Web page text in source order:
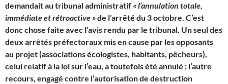
demandait au tribunal administratif «l’annulation totale,
immédiate et rétroactive »de l’arrêté du 3 octobre. C’est
donc chose faite avec l’avis rendu par le tribunal. Un seul des
deux arrêtés préfectoraux mis en cause par les opposants
au projet (associations écologistes, habitants, pêcheurs),
celui relatif à la loi sur l’eau, a toutefois été annulé ; l’autre
recours, engagé contre l’autorisation de destruction